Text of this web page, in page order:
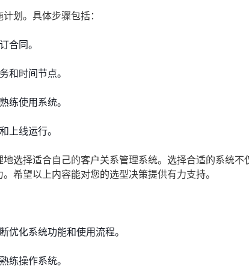
划。具体步骤包括：
合同。
和时间节点。
练使用系统。
上线运行。
选择适合自己的客户关系管理系统。选择合适的系统不
希望以上内容能对您的选型决策提供有力支持。
优化系统功能和使用流程。
练操作系统。